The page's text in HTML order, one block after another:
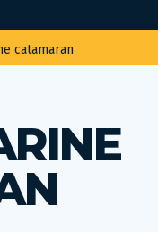
catamaran